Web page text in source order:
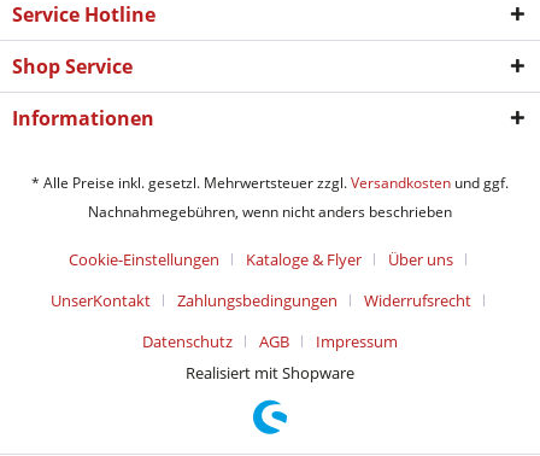
Service Hotline
Shop Service
Informationen
* Alle Preise inkl. gesetzl. Mehrwertsteuer zzgl.Versandkosten und ggf.
Nachnahmegebühren, wenn nicht anders beschrieben
Cookie-Einstellungen Kataloge & Flyer
Über uns
UnserKontakt
Zahlungsbedingungen
Widerrufsrecht
Datenschutz
AGB
Impressum
Realisiert mit Shopware